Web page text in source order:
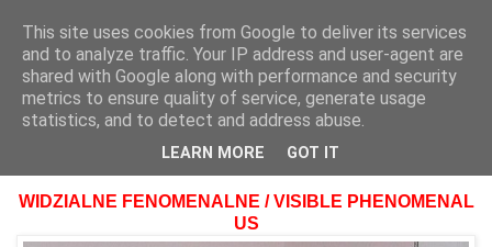
10 grudnia 2018
PHENOMENAL US – CHALLENGE 35 !
WIDZIALNE FENOMENALNE / VISIBLE PHENOMENAL
US
This site uses cookies from Google to deliver its services
and to analyze traffic. Your IP address and user-agent are
shared with Google along with performance and security
metrics to ensure quality of service, generate usage
statistics, and to detect and address abuse.
LEARN MORE GOT IT